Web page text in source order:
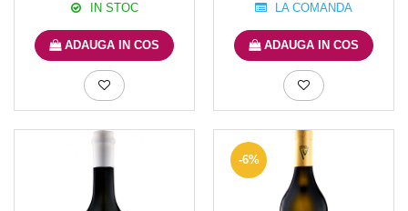
IN STOC
ADAUGA IN COS
LA COMANDA
ADAUGA IN COS
-6%